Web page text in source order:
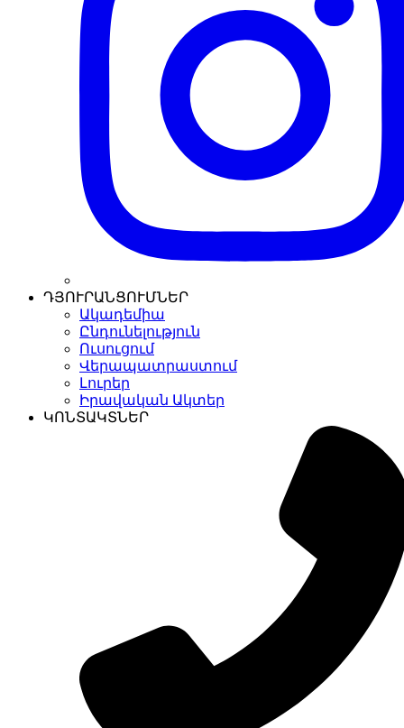
ԴՅՈՒՐԱՆՑՈՒՄՆԵՐ
Ակադեմիա
Ընդունելություն
Ուսուցում
Վերապատրաստում
Լուրեր
Իրավական Ակտեր
ԿՈՆՏԱԿՏՆԵՐ